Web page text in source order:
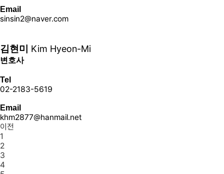
Email
sinsin2@naver.com
김현미 Kim Hyeon-Mi
변호사
Tel
02-2183-5619
Email
khm2877@hanmail.net
이전
1
2
3
4